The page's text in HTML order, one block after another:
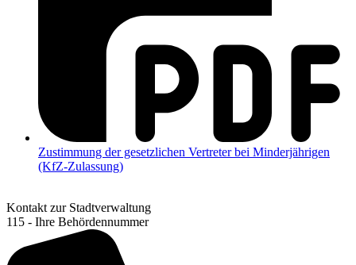
Zustimmung der gesetzlichen Vertreter bei Minderjährigen
(KfZ-Zulassung)
Kontakt zur Stadtverwaltung
115 - Ihre Behördennummer